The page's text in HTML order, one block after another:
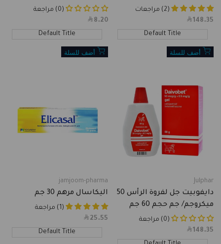
(2) مراجعات
Sale
148.35
Default Title
أضف للسلة
(0) مراجعة
Sale
8.20
Default Title
أضف للسلة
Vendor:
Julphar
دايفوبيت جل لفروة الرأس 50
ميكروجم/ جم حجم 60 جم
(0) مراجعة
Sale
148.35
Vendor:
jamjoom-pharma
اليكاسال مرهم 30 جم
(1) مراجعة
Sale
25.55
Default Title